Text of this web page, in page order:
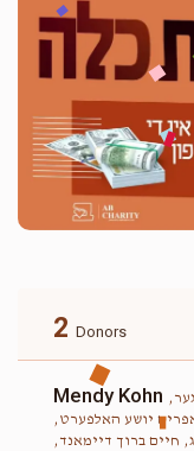
2 Donors
Mendy Kohn
יושע האלפערט,
חיים ברוך דיימאנד,